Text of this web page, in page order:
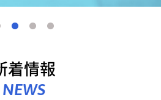
着情報
NEWS